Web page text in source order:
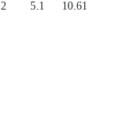
10.61
5.1